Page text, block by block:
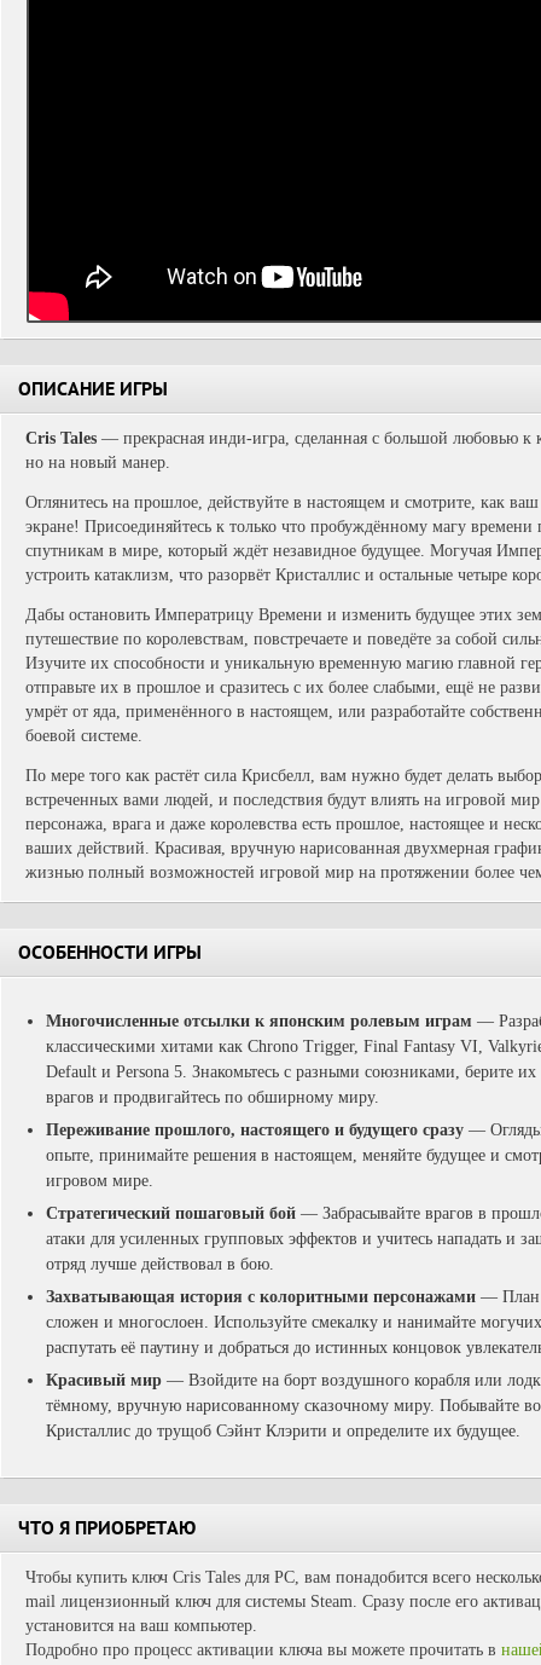
ОПИСАНИЕ ИГРЫ
Cris Tales — прекрасная инди-игра, сделанная с большой любовью к
но на новый манер.
Оглянитесь на прошлое, действуйте в настоящем и смотрите, как
экране! Присоединяйтесь к только что пробуждённому магу
спутникам в мире, который ждёт незавидное будущее. Могучая
устроить катаклизм, что разорвёт Кристаллис и остальные четыре
Дабы остановить Императрицу Времени и изменить будущее этих
путешествие по королевствам, повстречаете и поведёте за собой
Изучите их способности и уникальную временную магию главной
отправьте их в прошлое и сразитесь с их более слабыми, ещё не
умрёт от яда, применённого в настоящем, или разработайте
боевой системе.
По мере того как растёт сила Крисбелл, вам нужно будет делать
встреченных вами людей, и последствия будут влиять на игровой
персонажа, врага и даже королевства есть прошлое, настоящее и
ваших действий. Красивая, вручную нарисованная двухмерная
жизнью полный возможностей игровой мир на протяжении более
ОСОБЕННОСТИ ИГРЫ
Многочисленные отсылки к японским ролевым играм —
классическими хитами как Chrono Trigger, Final Fantasy VI,
Default и Persona 5. Знакомьтесь с разными союзниками, берите
врагов и продвигайтесь по обширному миру.
Переживание прошлого, настоящего и будущего сразу —
опыте, принимайте решения в настоящем, меняйте будущее и
игровом мире.
Стратегический пошаговый бой — Забрасывайте врагов в
атаки для усиленных групповых эффектов и учитесь нападать и
отряд лучше действовал в бою.
Захватывающая история с колоритными персонажами — План
сложен и многослоен. Используйте смекалку и нанимайте
распутать её паутину и добраться до истинных концовок
Красивый мир — Взойдите на борт воздушного корабля или
тёмному, вручную нарисованному сказочному миру. Побывайте во
Кристаллис до трущоб Сэйнт Клэрити и определите их будущее.
ЧТО Я ПРИОБРЕТАЮ
Чтобы купить ключ Cris Tales для PC, вам понадобится всего
mail лицензионный ключ для системы Steam. Сразу после его
установится на ваш компьютер.
Подробно про процесс активации ключа вы можете прочитать в